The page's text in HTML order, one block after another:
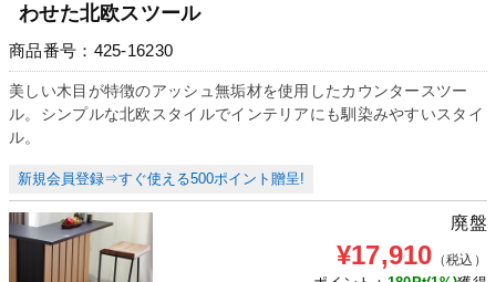
わせた北欧スツール
商品番号：425-16230
美しい木目が特徴のアッシュ無垢材を使用したカウンタースツー
ル。シンプルな北欧スタイルでインテリアにも馴染みやすいスタイ
ル。
新規会員登録⇒すぐ使える500ポイント贈呈!
廃盤
¥17,910 （税込）